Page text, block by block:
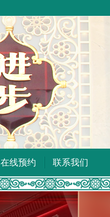
在线预约 联系我们